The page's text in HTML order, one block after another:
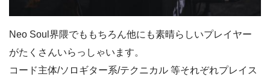
Neo Soul界隈でももちろん他にも素晴らしいプレイヤー
がたくさんいらっしゃいます。
コード主体/ソロギター系/テクニカル 等それぞれプレイス